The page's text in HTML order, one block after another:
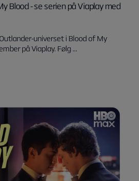
Blood - se serien på Viaplay med
universet i Blood of My
på Viaplay. Følg ...